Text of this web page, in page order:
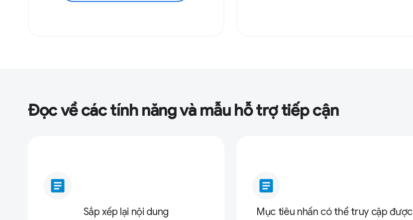
Đọc về các tính năng và mẫu hỗ trợ tiếp cận
article
Sắp xếp lại nội dung
article
Mục tiêu nhấn có thể truy cập được